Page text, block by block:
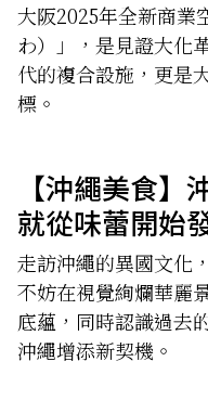
大阪2025年全新商
わ）」，是見證大化
代的複合設施，更是
標。
【沖繩美食】
就從味蕾開始
走訪沖繩的異國文化
不妨在視覺絢爛華麗
底蘊，同時認識過去
沖繩增添新契機。